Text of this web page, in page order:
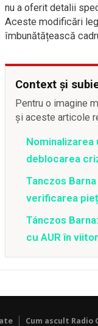
nu a oferit detalii
Aceste modificări
îmbunătățească
Context și
Pentru o imagine
și aceste articole
deblocarea
Tanczos
verificarea
Tánczos
cu AUR în
Cum ascult Radio